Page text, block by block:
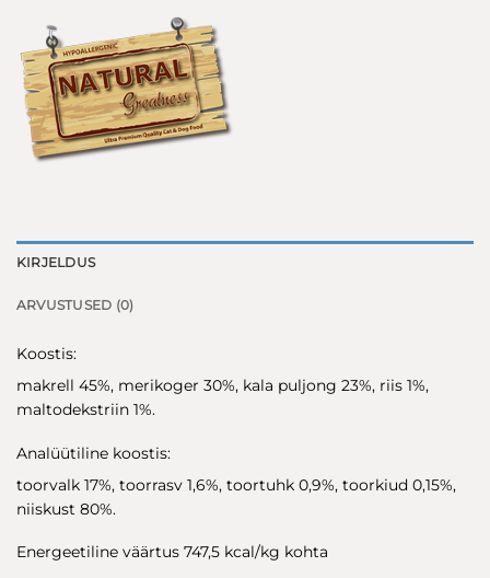
KIRJELDUS
ARVUSTUSED (0)
Koostis:
makrell 45%, merikoger 30%, kala puljong 23%, riis 1%,
maltodekstriin 1%.
Analüütiline koostis:
toorvalk 17%, toorrasv 1,6%, toortuhk 0,9%, toorkiud 0,15%,
niiskust 80%.
Energeetiline väärtus 747,5 kcal/kg kohta